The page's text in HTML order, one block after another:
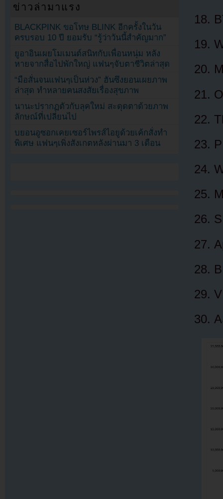
ข่าวล่ามาแรง
BLACKPINK ขอโทษ BLINK อีกครั้งในวัน
ครบรอบ 10 ปี ยอมรับ “รู้ว่าวันนี้สำคัญมาก”
ยูอาอินเผยโมเมนต์สนิทกับเพื่อนหนุ่ม หลัง
หายจากสื่อไปพักใหญ่ แฟนๆจับตาชีวิตล่าสุด
“มือสั่นจนแฟนๆเป็นห่วง” ฮันซึงยอนเผยภาพ
ล่าสุด ทำหลายคนสงสัยเรื่องสุขภาพ
นานะปรากฏตัวกับลุคใหม่ สะดุดตาด้วยภาพ
ลักษณ์ที่เปลี่ยนไป
บยอนอูซอกเคยเซอร์ไพรส์ไอยูด้วยเค้กสั่งทำ
พิเศษ แฟนๆเพิ่งสังเกตหลังผ่านมา 3 เดือน